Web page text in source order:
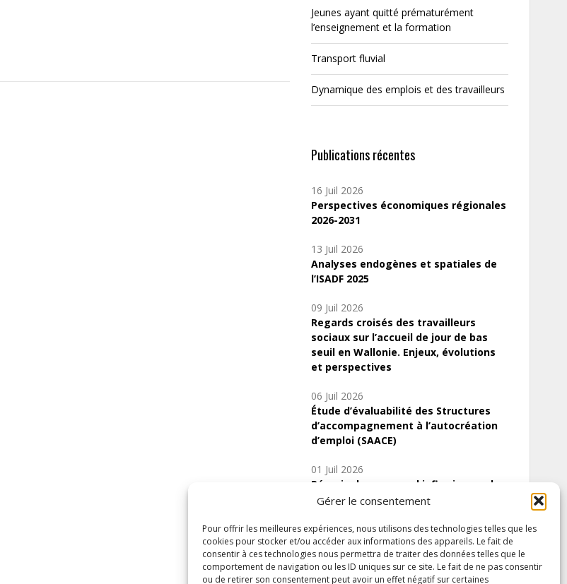
Gérer le consentement
Pour offrir les meilleures expériences, nous utilisons des technologies telles que les
cookies pour stocker et/ou accéder aux informations des appareils. Le fait de
consentir à ces technologies nous permettra de traiter des données telles que le
comportement de navigation ou les ID uniques sur ce site. Le fait de ne pas consentir
ou de retirer son consentement peut avoir un effet négatif sur certaines
Jeunes ayant quitté prématurément
l’enseignement et la formation
Transport fluvial
Dynamique des emplois et des travailleurs
Publications récentes
16 Juil 2026
Perspectives économiques régionales
2026-2031
13 Juil 2026
Analyses endogènes et spatiales de
l’ISADF 2025
09 Juil 2026
Regards croisés des travailleurs
sociaux sur l’accueil de jour de bas
seuil en Wallonie. Enjeux, évolutions
et perspectives
06 Juil 2026
Étude d’évaluabilité des Structures
d’accompagnement à l’autocréation
d’emploi (SAACE)
01 Juil 2026
Pénurie du personnel infirmier :quels
indicateurs d’offre de soins pour
Inscrivez-vous à notre newsletter